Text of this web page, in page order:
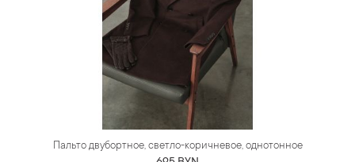
Пальто двубортное, светло-коричневое, однотонное